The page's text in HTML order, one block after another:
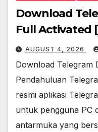
Download
Full Activated
AUGUST 4, 2026
Download Telegram
Pendahuluan
resmi aplikasi
untuk pengguna PC
antarmuka yang